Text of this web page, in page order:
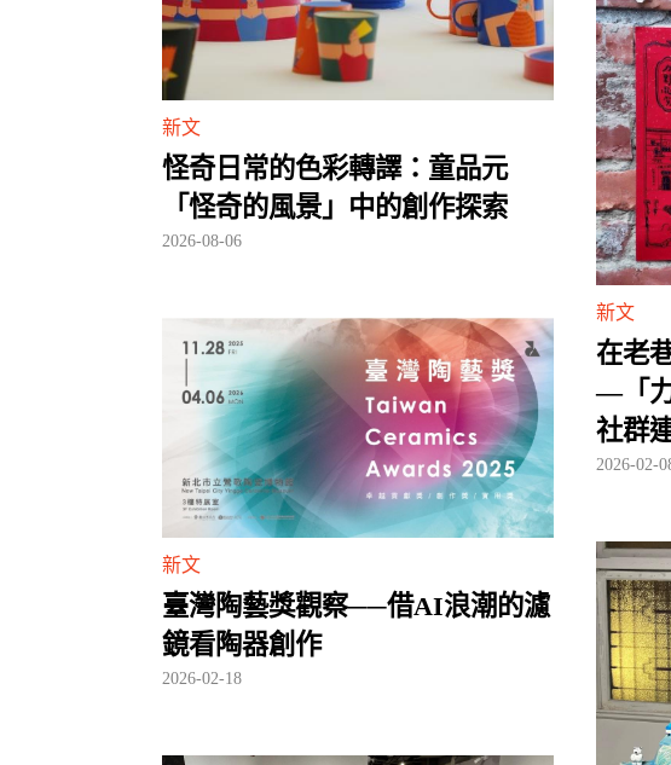
新文
怪奇日常的色彩轉譯：童品元
「怪奇的風景」中的創作探索
2026-08-06
新文
臺灣陶藝獎觀察──借AI浪潮的濾
鏡看陶器創作
2026-02-18
新文
在老
—「
社群
2026-02-